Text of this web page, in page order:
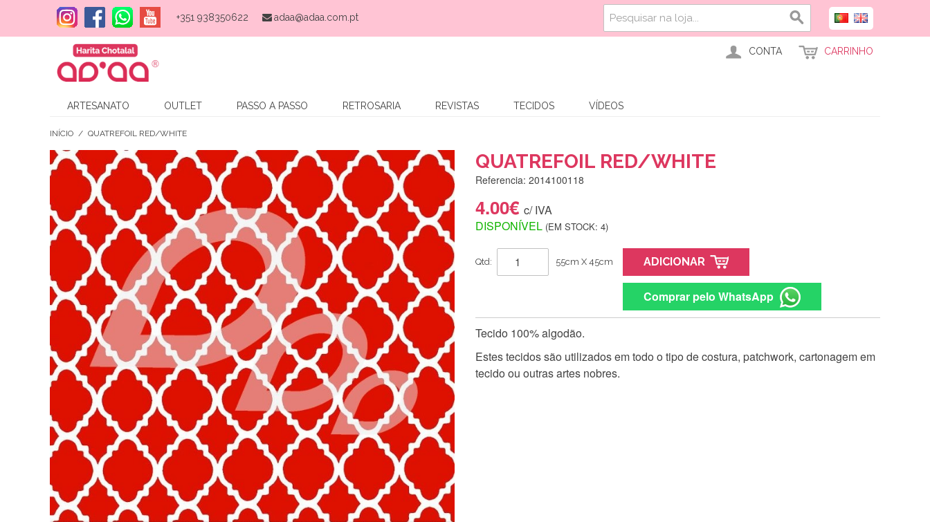
+351 938350622 adaa@adaa.com.pt
CONTA CARRINHO
ARTESANATO OUTLET PASSO A PASSO RETROSARIA REVISTAS TECIDOS VÍDEOS
INÍCIO / QUATREFOIL RED/WHITE
QUATREFOIL RED/WHITE
Referencia: 2014100118
4.00€ c/ IVA
DISPONÍVEL (EM STOCK: 4)
Qtd: 55cm X 45cm ADICIONAR
Comprar pelo WhatsApp
Tecido 100% algodão.
Estes tecidos são utilizados em todo o tipo de costura, patchwork, cartonagem em
tecido ou outras artes nobres.